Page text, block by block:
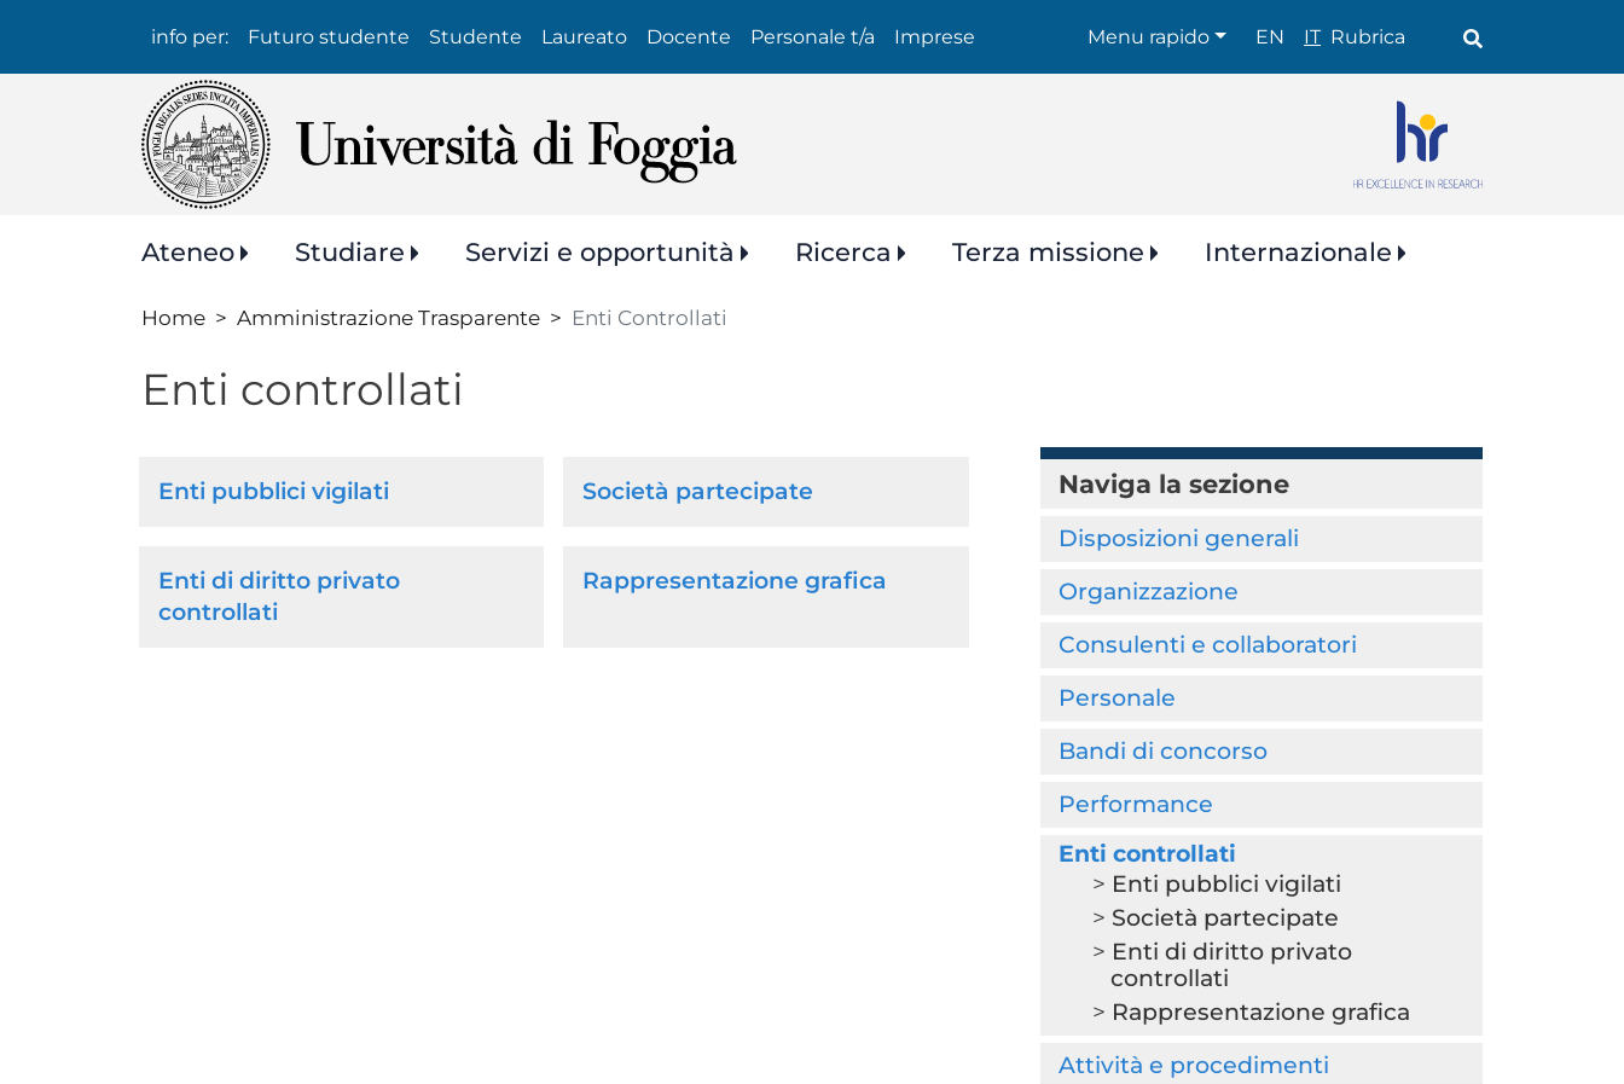
Info
per:
info per: Futuro studente Studente Laureato Docente Personale t/a Imprese Shortcuts
Menu rapido EN IT Rubrica
Navigazione
Ateneo Studiare Servizi e opportunità Ricerca Terza missione Internazionale
Home Amministrazione Trasparente Enti Controllati
Enti controllati
Normativa
Enti pubblici vigilati Società partecipate
Enti di diritto privato
controllati
Rappresentazione grafica
Naviga la sezione
Disposizioni generali
Organizzazione
Consulenti e collaboratori
Personale
Bandi di concorso
Performance
Enti controllati
Enti pubblici vigilati
Società partecipate
Enti di diritto privato
controllati
Rappresentazione grafica
Attività e procedimenti